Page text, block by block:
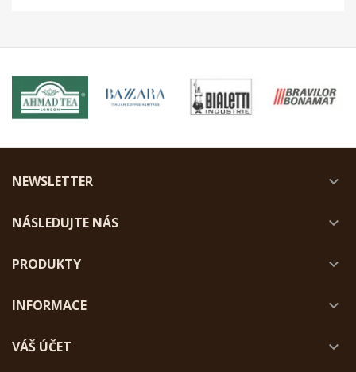
NEWSLETTER 
NÁSLEDUJTE NÁS 
PRODUKTY 
INFORMACE 
VÁŠ ÚČET 